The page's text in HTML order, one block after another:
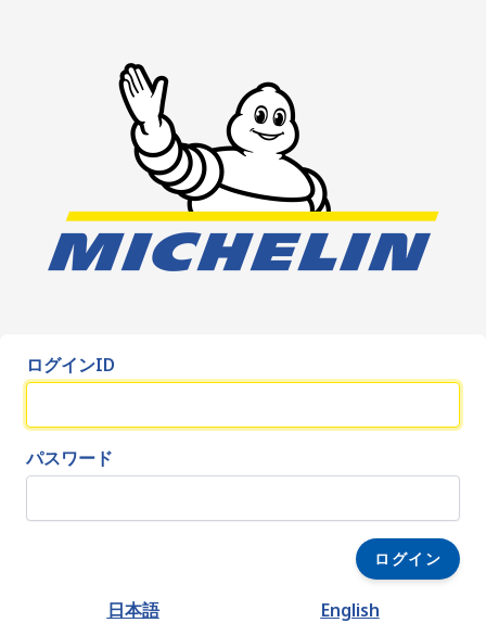
ログインID
パスワード
ログイン
日本語 English